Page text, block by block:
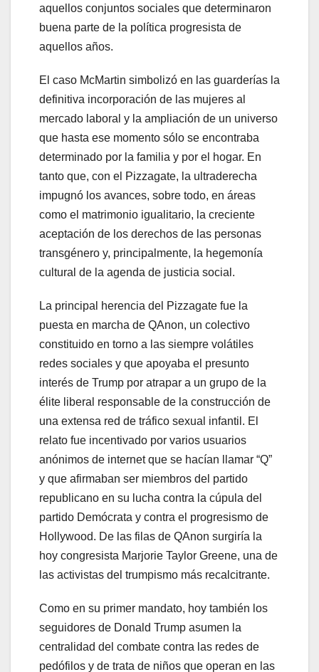
aquellos conjuntos sociales que determinaron
buena parte de la política progresista de
aquellos años.
El caso McMartin simbolizó en las guarderías la
definitiva incorporación de las mujeres al
mercado laboral y la ampliación de un universo
que hasta ese momento sólo se encontraba
determinado por la familia y por el hogar. En
tanto que, con el Pizzagate, la ultraderecha
impugnó los avances, sobre todo, en áreas
como el matrimonio igualitario, la creciente
aceptación de los derechos de las personas
transgénero y, principalmente, la hegemonía
cultural de la agenda de justicia social.
La principal herencia del Pizzagate fue la
puesta en marcha de QAnon, un colectivo
constituido en torno a las siempre volátiles
redes sociales y que apoyaba el presunto
interés de Trump por atrapar a un grupo de la
élite liberal responsable de la construcción de
una extensa red de tráfico sexual infantil. El
relato fue incentivado por varios usuarios
anónimos de internet que se hacían llamar “Q”
y que afirmaban ser miembros del partido
republicano en su lucha contra la cúpula del
partido Demócrata y contra el progresismo de
Hollywood. De las filas de QAnon surgiría la
hoy congresista Marjorie Taylor Greene, una de
las activistas del trumpismo más recalcitrante.
Como en su primer mandato, hoy también los
seguidores de Donald Trump asumen la
centralidad del combate contra las redes de
pedófilos y de trata de niños que operan en las